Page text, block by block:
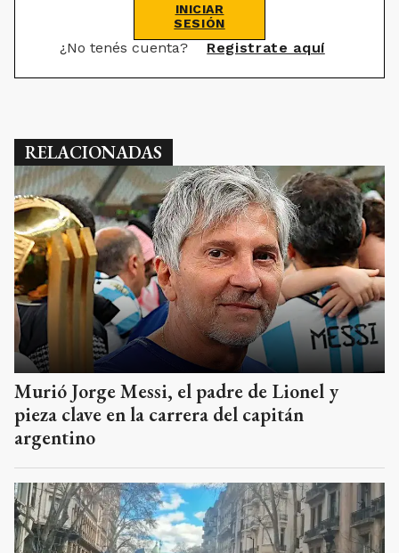
INICIAR
SESIÓN
¿No tenés cuenta? Registrate aquí
RELACIONADAS
Murió Jorge Messi, el padre de Lionel y
pieza clave en la carrera del capitán
argentino